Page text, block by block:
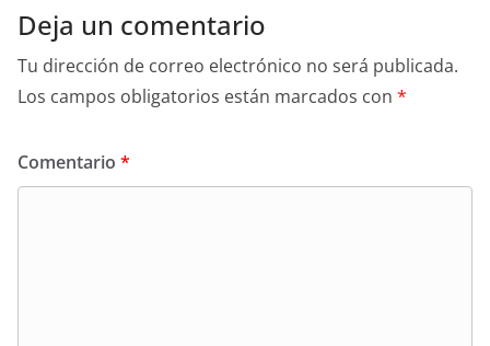
Deja un comentario
Tu dirección de correo electrónico no será publicada.
Los campos obligatorios están marcados con *
Comentario *